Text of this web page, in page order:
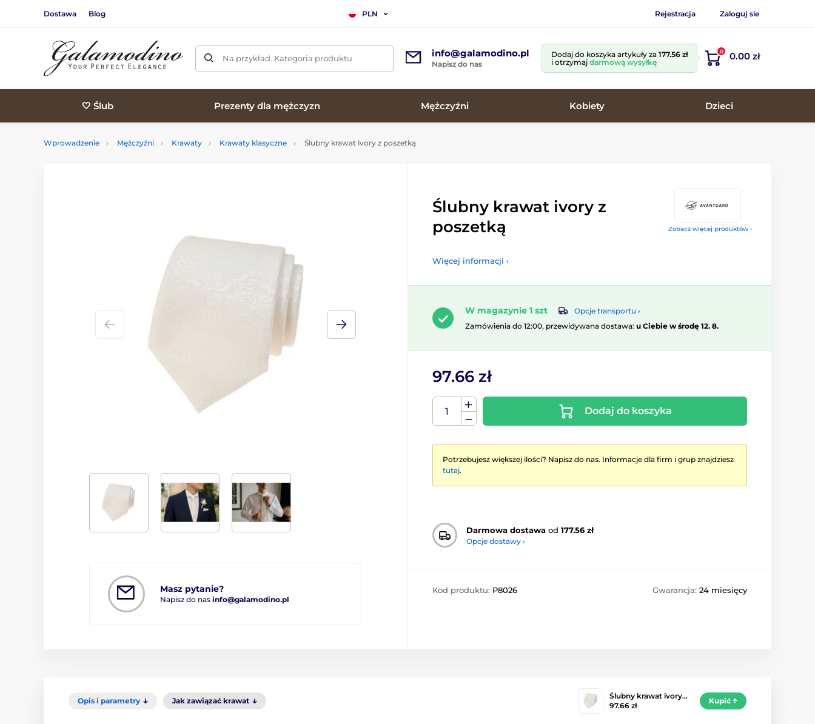
Dostawa Blog PLN Rejestracja Zaloguj sie
Na przykład. Kategoria produktu info@galamodino.pl
Napisz do nas
Dodaj do koszyka artykuły za 177.56 zł
i otrzymaj darmową wysyłkę
0 0.00 zł
🤍 Ślub Prezenty dla mężczyzn Mężczyźni Kobiety Dzieci
Wprowadzenie Mężczyźni Krawaty Krawaty klasyczne Ślubny krawat ivory z poszetką
Zobacz więcej produktów ›
Masz pytanie?
Napisz do nas info@galamodino.pl
Ślubny krawat ivory z
poszetką
Więcej informacji ›
W magazynie 1 szt
Opcje transportu ›
Zamówienia do 12:00, przewidywana dostawa: u Ciebie w środę 12. 8.
97.66 zł
Dodaj do koszyka
Potrzebujesz większej ilości? Napisz do nas. Informacje dla firm i grup znajdziesz
tutaj.
Darmowa dostawa od 177.56 zł
Opcje dostawy ›
Kod produktu: P8026 Gwarancja: 24 miesięcy
Opis i parametry Jak zawiązać krawat
Ślubny krawat ivory…
97.66 zł
Kupić